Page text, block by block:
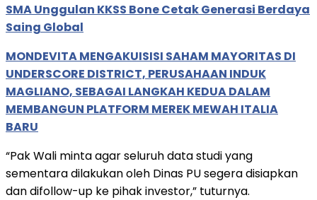
SMA Unggulan KKSS Bone Cetak Generasi Berdaya
Saing Global
MONDEVITA MENGAKUISISI SAHAM MAYORITAS DI
UNDERSCORE DISTRICT, PERUSAHAAN INDUK
MAGLIANO, SEBAGAI LANGKAH KEDUA DALAM
MEMBANGUN PLATFORM MEREK MEWAH ITALIA
BARU
“Pak Wali minta agar seluruh data studi yang
sementara dilakukan oleh Dinas PU segera disiapkan
dan difollow-up ke pihak investor,” tuturnya.